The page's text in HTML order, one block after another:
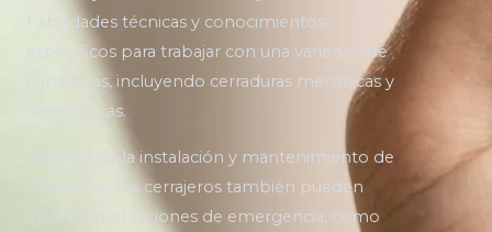
habilidades técnicas y conocimientos
específicos para trabajar con una variedad de
cerraduras, incluyendo cerraduras mecánicas y
electrónicas.
Además de la instalación y mantenimiento de
cerraduras, los cerrajeros también pueden
ayudar en situaciones de emergencia, como